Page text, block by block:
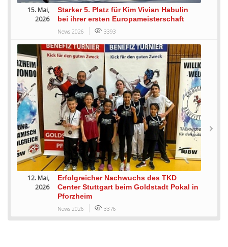
15. Mai,
2026
Starker 5. Platz für Kim Vivian Habulin
bei ihrer ersten Europameisterschaft
News 2026 3393
12. Mai,
2026
Erfolgreicher Nachwuchs des TKD
Center Stuttgart beim Goldstadt Pokal in
Pforzheim
News 2026 3376